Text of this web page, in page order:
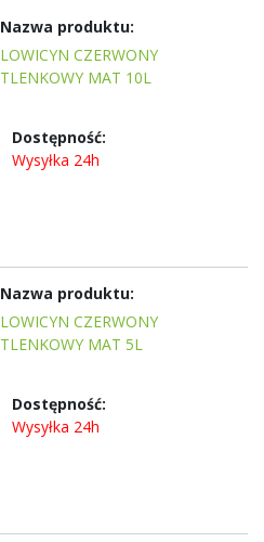
LOWICYN CZERWONY
TLENKOWY MAT 10L
Wysyłka 24h
LOWICYN CZERWONY
TLENKOWY MAT 5L
Wysyłka 24h